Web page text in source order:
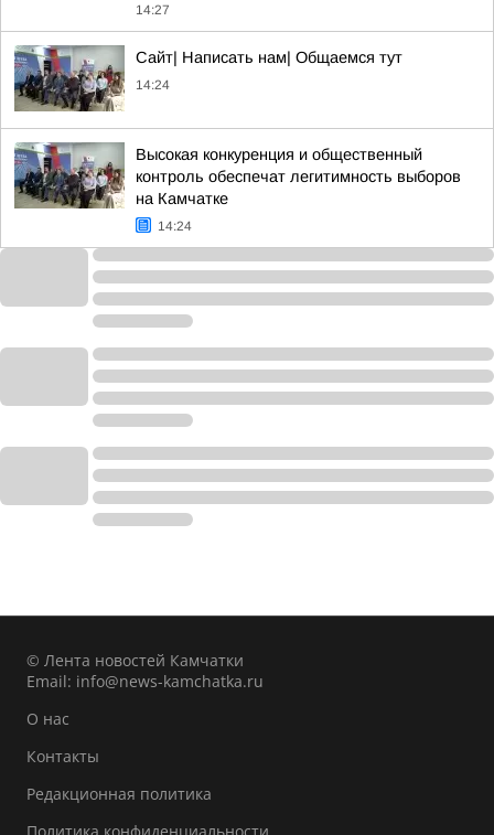
14:27
Сайт| Написать нам| Общаемся тут
14:24
Высокая конкуренция и общественный
контроль обеспечат легитимность выборов
на Камчатке
14:24
© Лента новостей Камчатки
Email: info@news-kamchatka.ru
О нас
Контакты
Редакционная политика